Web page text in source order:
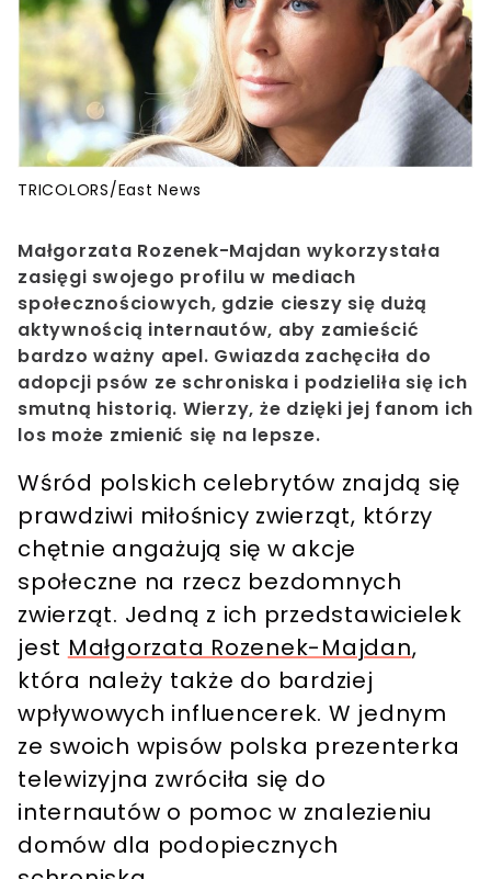
TRICOLORS/East News
Małgorzata Rozenek-Majdan wykorzystała
zasięgi swojego profilu w mediach
społecznościowych, gdzie cieszy się dużą
aktywnością internautów, aby zamieścić
bardzo ważny apel. Gwiazda zachęciła do
adopcji psów ze schroniska i podzieliła się ich
smutną historią. Wierzy, że dzięki jej fanom ich
los może zmienić się na lepsze.
Wśród polskich celebrytów znajdą się
prawdziwi miłośnicy zwierząt, którzy
chętnie angażują się w akcje
społeczne na rzecz bezdomnych
zwierząt. Jedną z ich przedstawicielek
jest Małgorzata Rozenek-Majdan,
która należy także do bardziej
wpływowych influencerek. W jednym
ze swoich wpisów polska prezenterka
telewizyjna zwróciła się do
internautów o pomoc w znalezieniu
domów dla podopiecznych